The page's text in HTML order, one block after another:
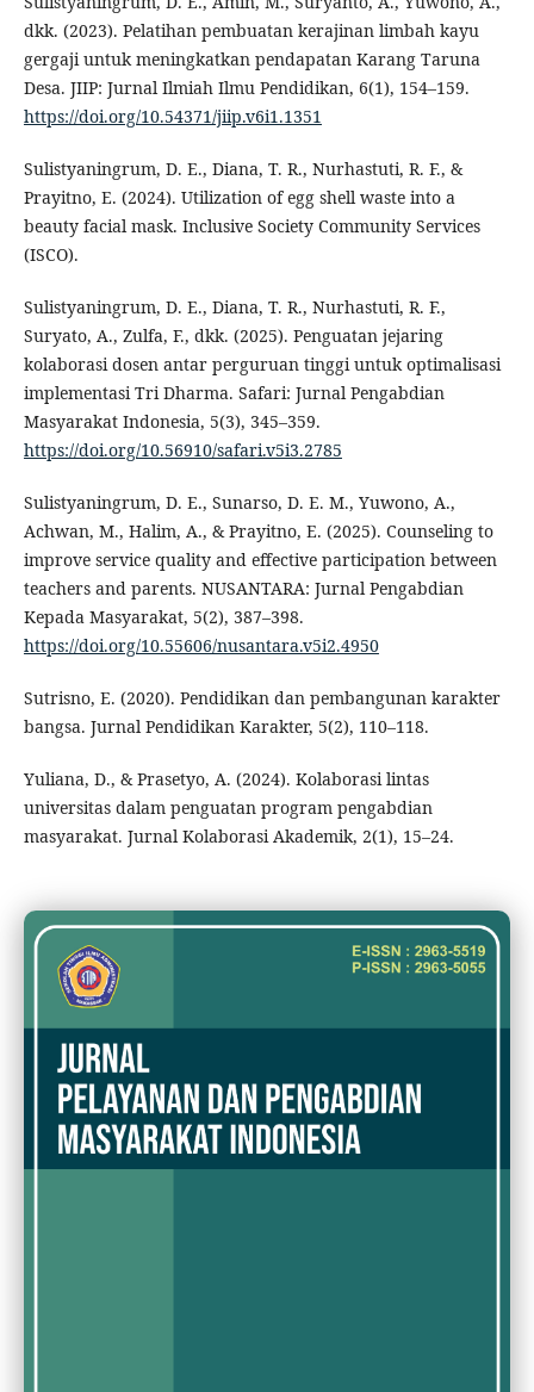
dkk. (2023). Pelatihan pembuatan kerajinan limbah kayu
gergaji untuk meningkatkan pendapatan Karang Taruna
Desa. JIIP: Jurnal Ilmiah Ilmu Pendidikan, 6(1), 154–159.
https://doi.org/10.54371/jiip.v6i1.1351
Sulistyaningrum, D. E., Diana, T. R., Nurhastuti, R. F., &
Prayitno, E. (2024). Utilization of egg shell waste into a
beauty facial mask. Inclusive Society Community Services
(ISCO).
Sulistyaningrum, D. E., Diana, T. R., Nurhastuti, R. F.,
Suryato, A., Zulfa, F., dkk. (2025). Penguatan jejaring
kolaborasi dosen antar perguruan tinggi untuk optimalisasi
implementasi Tri Dharma. Safari: Jurnal Pengabdian
Masyarakat Indonesia, 5(3), 345–359.
https://doi.org/10.56910/safari.v5i3.2785
Sulistyaningrum, D. E., Sunarso, D. E. M., Yuwono, A.,
Achwan, M., Halim, A., & Prayitno, E. (2025). Counseling to
improve service quality and effective participation between
teachers and parents. NUSANTARA: Jurnal Pengabdian
Kepada Masyarakat, 5(2), 387–398.
https://doi.org/10.55606/nusantara.v5i2.4950
Sutrisno, E. (2020). Pendidikan dan pembangunan karakter
bangsa. Jurnal Pendidikan Karakter, 5(2), 110–118.
Yuliana, D., & Prasetyo, A. (2024). Kolaborasi lintas
universitas dalam penguatan program pengabdian
masyarakat. Jurnal Kolaborasi Akademik, 2(1), 15–24.